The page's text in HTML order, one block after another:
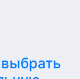
выбрать